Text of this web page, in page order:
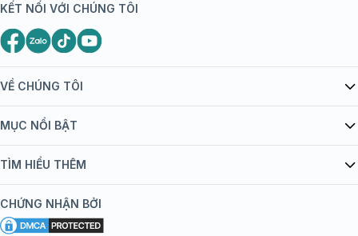
VỀ CHÚNG TÔI
Giới thiệu Tiêm Chủng FPT Long Châu
bán hàng
Chính sách nội dung
Chính sách bảo mật
MỤC NỔI BẬT
Danh mục vắc xin
Đội ngũ bác sĩ, chuyên gia
TÌM HIỂU THÊM
Khuyến mãi
Tôi nên tiêm gì?
CHỨNG NHẬN BỞI
KẾT NỐI VỚI CHÚNG TÔI